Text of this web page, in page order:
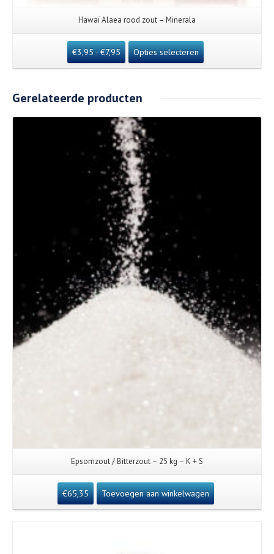
Hawaï Alaea rood zout – Minerala
€3,95- €7,95 Opties selecteren
Gerelateerde producten
Details
Epsomzout / Bitterzout – 25 kg – K + S
€65,35 Toevoegen aan winkelwagen